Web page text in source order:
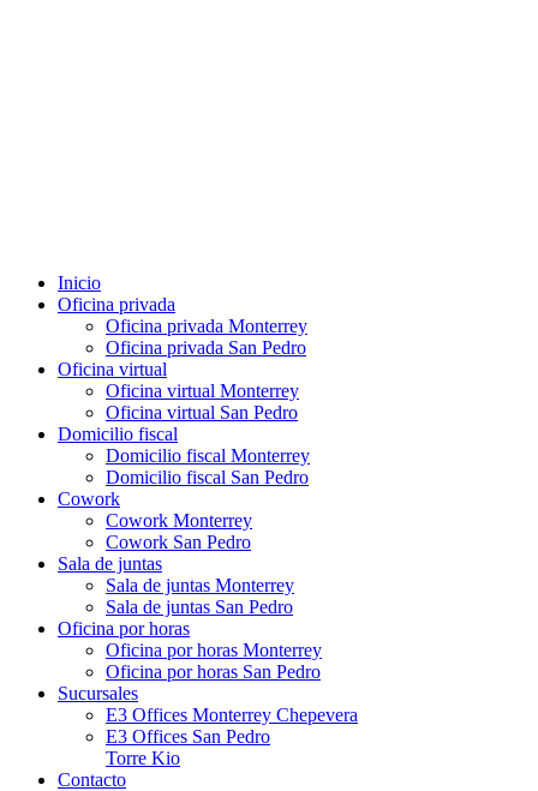
Inicio
Oficina privada
Oficina privada Monterrey
Oficina privada San Pedro
Oficina virtual
Oficina virtual Monterrey
Oficina virtual San Pedro
Domicilio fiscal
Domicilio fiscal Monterrey
Domicilio fiscal San Pedro
Cowork
Cowork Monterrey
Cowork San Pedro
Sala de juntas
Sala de juntas Monterrey
Sala de juntas San Pedro
Oficina por horas
Oficina por horas Monterrey
Oficina por horas San Pedro
Sucursales
E3 Offices Monterrey Chepevera
E3 Offices San Pedro
Torre Kio
Contacto